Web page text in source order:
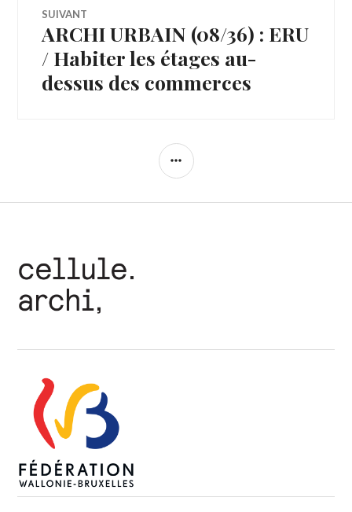
SUIVANT
Article
Suivant:
ARCHI URBAIN (08/36) : ERU
/ Habiter les étages au-
dessus des commerces
COLONNE